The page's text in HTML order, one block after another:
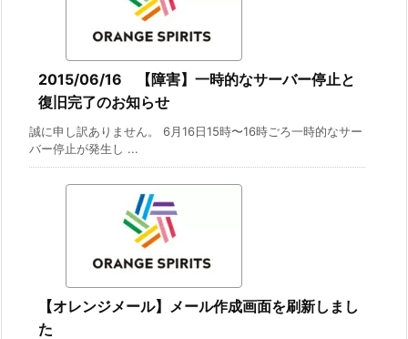
2015/06/16 【障害】一時的なサーバー停止と
復旧完了のお知らせ
誠に申し訳ありません。 6月16日15時〜16時ごろ一時的なサー
バー停止が発生し ...
【オレンジメール】メール作成画面を刷新しまし
た